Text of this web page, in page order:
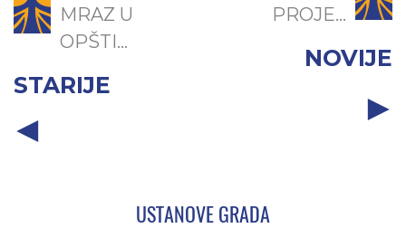
MRAZ U
OPŠTI...
STARIJE
PROJE...
NOVIJE
USTANOVE GRADA